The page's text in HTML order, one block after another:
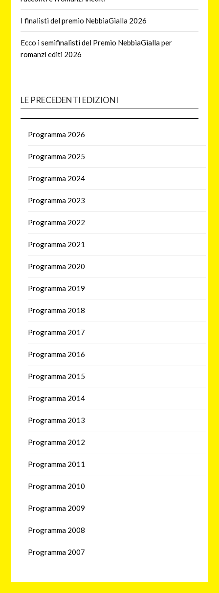
I finalisti del premio NebbiaGialla 2026
Ecco i semifinalisti del Premio NebbiaGialla per
romanzi editi 2026
LE PRECEDENTI EDIZIONI
Programma 2026
Programma 2025
Programma 2024
Programma 2023
Programma 2022
Programma 2021
Programma 2020
Programma 2019
Programma 2018
Programma 2017
Programma 2016
Programma 2015
Programma 2014
Programma 2013
Programma 2012
Programma 2011
Programma 2010
Programma 2009
Programma 2008
Programma 2007